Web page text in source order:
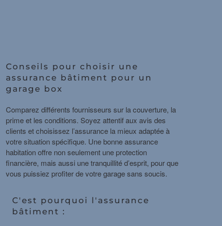
Conseils pour choisir une
assurance bâtiment pour un
garage box
Comparez différents fournisseurs sur la couverture, la
prime et les conditions. Soyez attentif aux avis des
clients et choisissez l’assurance la mieux adaptée à
votre situation spécifique. Une bonne assurance
habitation offre non seulement une protection
financière, mais aussi une tranquillité d’esprit, pour que
vous puissiez profiter de votre garage sans soucis.
C'est pourquoi l'assurance
bâtiment :